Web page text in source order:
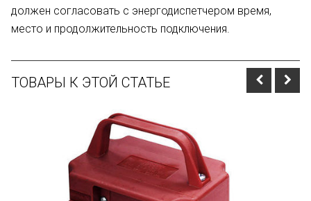
должен согласовать с энергодиспет­чером время,
место и продолжи­тельность подключения.
ТОВАРЫ К ЭТОЙ СТАТЬЕ